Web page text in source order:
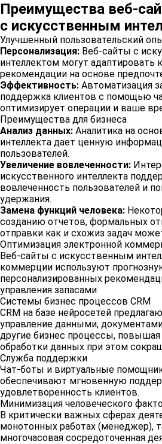
Преимущества веб-с
с искусственным
Улучшенный пользовательский
Персонализация: Веб-сайты с
интеллектом могут адаптировать
рекомендации на основе
Эффективность: Автоматизация
поддержка клиентов с помощью
оптимизирует операции и ваше
Преимущества для бизнеса
Анализ данных: Аналитика на
интеллекта дает ценную
пользователей.
Увеличение вовлеченности:
искусственного интеллекта
вовлеченность пользователей и
удержания.
Замена функций человека:
созданию отчетов, формальных
отправки как и схожиз задач
Оптимизация электронной
Веб-сайты с искусственным
коммерции используют
персонализированных
управления запасами
Системы бизнес процессов CRM
CRM на базе нейросетей
управление данными,
другие бизнес процессы, повышая
обработки данных при этом
Служба поддержки
Чат-боты и виртуальные
обеспечивают мгновенную
удовлетворенность клиентов.
Минимизация человеческого
В критически важных сферах
монотонных работах (менеджер),
многочасовая сосредоточенная